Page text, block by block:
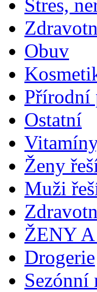
Stres,
Obuv
Přírodní
Ostatní
Ženy
Muži
ŽENY
Drogerie
Sezónní